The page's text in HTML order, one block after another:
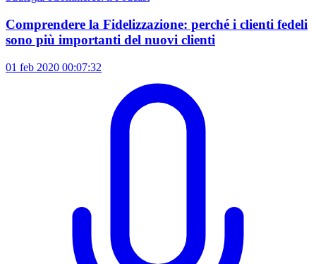
Comprendere la Fidelizzazione: perché i clienti fedeli
sono più importanti del nuovi clienti
01 feb 2020 00:07:32